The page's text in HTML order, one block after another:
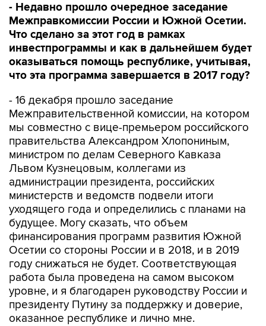
- Недавно прошло очередное заседание
Межправкомиссии России и Южной Осетии.
Что сделано за этот год в рамках
инвестпрограммы и как в дальнейшем будет
оказываться помощь республике, учитывая,
что эта программа завершается в 2017 году?
- 16 декабря прошло заседание
Межправительственной комиссии, на котором
мы совместно с вице-премьером российского
правительства Александром Хлопониным,
министром по делам Северного Кавказа
Львом Кузнецовым, коллегами из
администрации президента, российских
министерств и ведомств подвели итоги
уходящего года и определились с планами на
будущее. Могу сказать, что объем
финансирования программ развития Южной
Осетии со стороны России и в 2018, и в 2019
году снижаться не будет. Соответствующая
работа была проведена на самом высоком
уровне, и я благодарен руководству России и
президенту Путину за поддержку и доверие,
оказанное республике и лично мне.